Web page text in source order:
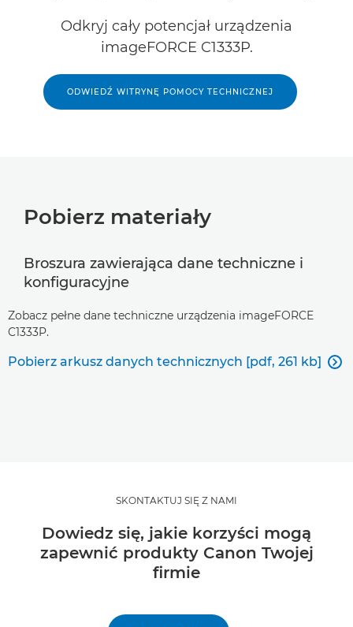
Odkryj cały potencjał urządzenia
imageFORCE C1333P.
ODWIEDŹ WITRYNĘ POMOCY TECHNICZNEJ
Pobierz materiały
Broszura zawierająca dane techniczne i
konfiguracyjne
Zobacz pełne dane techniczne urządzenia imageFORCE
C1333P.
Pobierz arkusz danych technicznych [pdf, 261 kb] 
SKONTAKTUJ SIĘ Z NAMI
Dowiedz się, jakie korzyści mogą
zapewnić produkty Canon Twojej
firmie